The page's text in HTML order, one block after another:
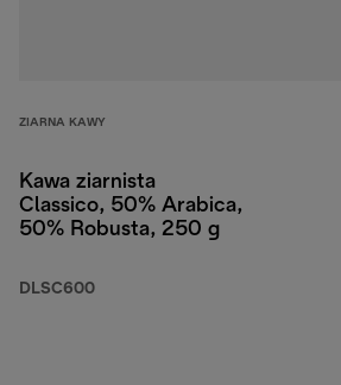
ZIARNA KAWY
Kawa ziarnista
Classico, 50% Arabica,
50% Robusta, 250 g
DLSC600